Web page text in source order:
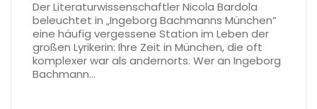
Der Literaturwissenschaftler Nicola Bardola
beleuchtet in „Ingeborg Bachmanns München“
eine häufig vergessene Station im Leben der
großen Lyrikerin: Ihre Zeit in München, die oft
komplexer war als andernorts. Wer an Ingeborg
Bachmann…